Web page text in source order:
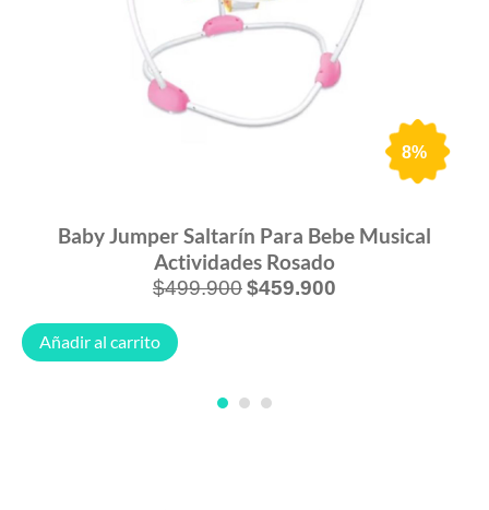
8%
Baby Jumper Saltarín Para Bebe Musical
Actividades Rosado
$499.900$459.900
Añadir al carrito